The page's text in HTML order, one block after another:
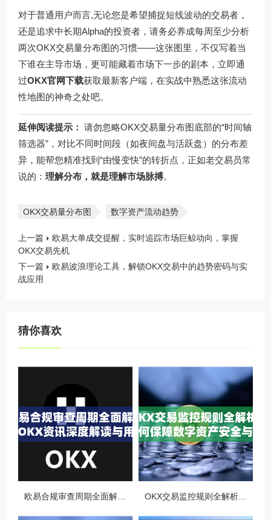
对于普通用户而言,无论您是希望捕捉短线波动的交易者，
还是追求中长期Alpha的投资者，请务必养成每周至少分析
两次OKX交易量分布图的习惯——这张图里，不仅写着当
下谁在主导市场，更可能藏着市场下一步的剧本，立即通
过OKX官网下载获取最新客户端，在实战中熟悉这张流动
性地图的神奇之处吧。
延伸阅读提示： 请勿忽略OKX交易量分布图底部的“时间轴
筛选器”，对比不同时间段（如夜间盘与活跃盘）的分布差
异，能帮您精准找到“由慢变快”的转折点，正如老交易员常
说的： 理解分布，就是理解市场脉搏。
OKX交易量分布图 数字资产流动趋势
上一篇
欧易大单成交提醒，实时追踪市场巨鲸动向，掌握
OKX交易先机
下一篇
欧易波浪理论工具，解锁OKX交易中的趋势密码与实
战应用
猜你喜欢